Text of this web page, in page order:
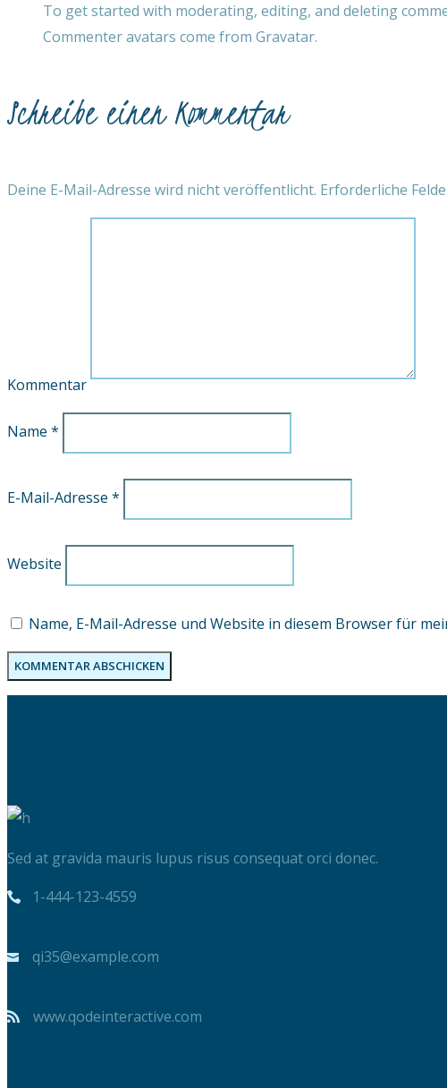
To get started with moderating, editing, and deleting
Commenter avatars come from Gravatar.
Schreibe einen Kommentar
Deine E-Mail-Adresse wird nicht veröffentlicht. Erforderliche
Kommentar
Name *
E-Mail-Adresse *
Website
Name, E-Mail-Adresse und Website in diesem Browser für
KOMMENTAR ABSCHICKEN
Sed at gravida mauris lupus risus consequat orci donec.
1-444-123-4559
qi35@example.com
www.qodeinteractive.com